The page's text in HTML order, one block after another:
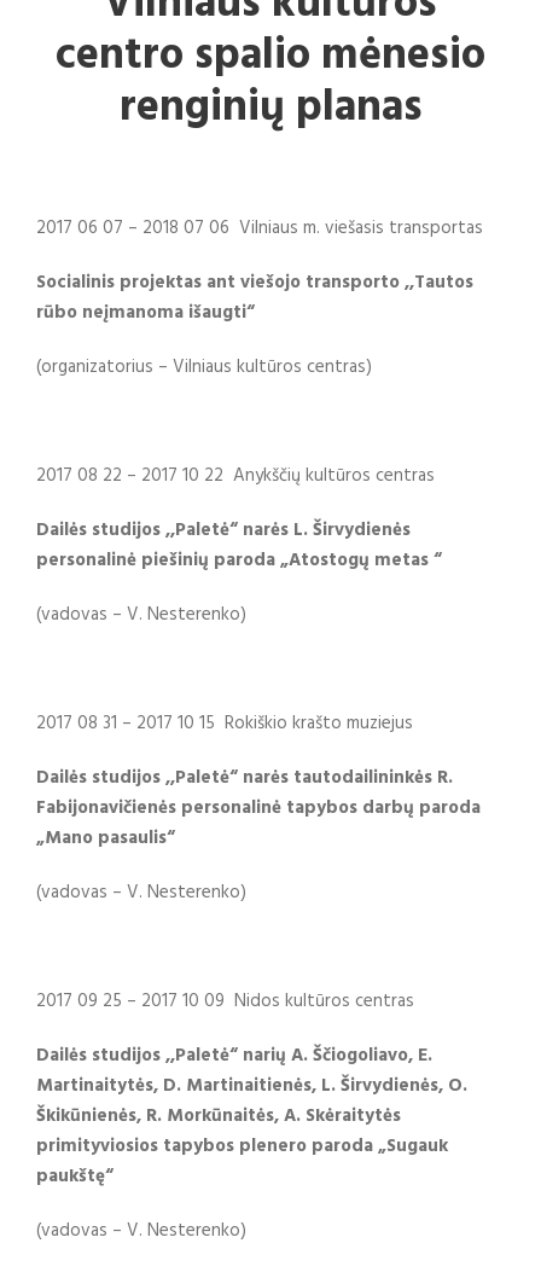
centro spalio mėnesio
renginių planas
2017 06 07 – 2018 07 06 Vilniaus m. viešasis transportas
Socialinis projektas ant viešojo transporto ,,Tautos
rūbo neįmanoma išaugti“
(organizatorius – Vilniaus kultūros centras)
2017 08 22 – 2017 10 22 Anykščių kultūros centras
Dailės studijos ,,Paletė“ narės L. Širvydienės
personalinė piešinių paroda „Atostogų metas “
(vadovas – V. Nesterenko)
2017 08 31 – 2017 10 15 Rokiškio krašto muziejus
Dailės studijos ,,Paletė“ narės tautodailininkės R.
Fabijonavičienės personalinė tapybos darbų paroda
„Mano pasaulis“
(vadovas – V. Nesterenko)
2017 09 25 – 2017 10 09 Nidos kultūros centras
Dailės studijos ,,Paletė“ narių A. Ščiogoliavo, E.
Martinaitytės, D. Martinaitienės, L. Širvydienės, O.
Škikūnienės, R. Morkūnaitės, A. Skėraitytės
primityviosios tapybos plenero paroda „Sugauk
paukštę“
(vadovas – V. Nesterenko)